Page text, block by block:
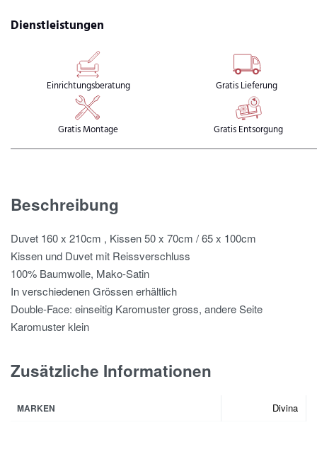
Dienstleistungen
Einrichtungsberatung Gratis Lieferung
Gratis Montage Gratis Entsorgung
Beschreibung
Duvet 160 x 210cm , Kissen 50 x 70cm / 65 x 100cm
Kissen und Duvet mit Reissverschluss
100% Baumwolle, Mako-Satin
In verschiedenen Grössen erhältlich
Double-Face: einseitig Karomuster gross, andere Seite
Karomuster klein
Zusätzliche Informationen
MARKEN Divina